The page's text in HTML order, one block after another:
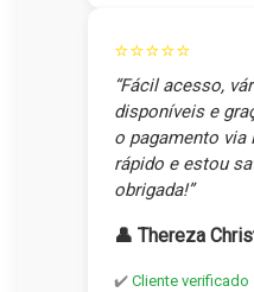
⭐⭐⭐⭐⭐
“Fácil acesso,
disponíveis e
o pagamento via
rápido e estou
obrigada!”
👤 Thereza
✔️ Cliente verificado